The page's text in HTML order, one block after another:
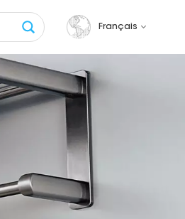
Français
English
français
русский
español